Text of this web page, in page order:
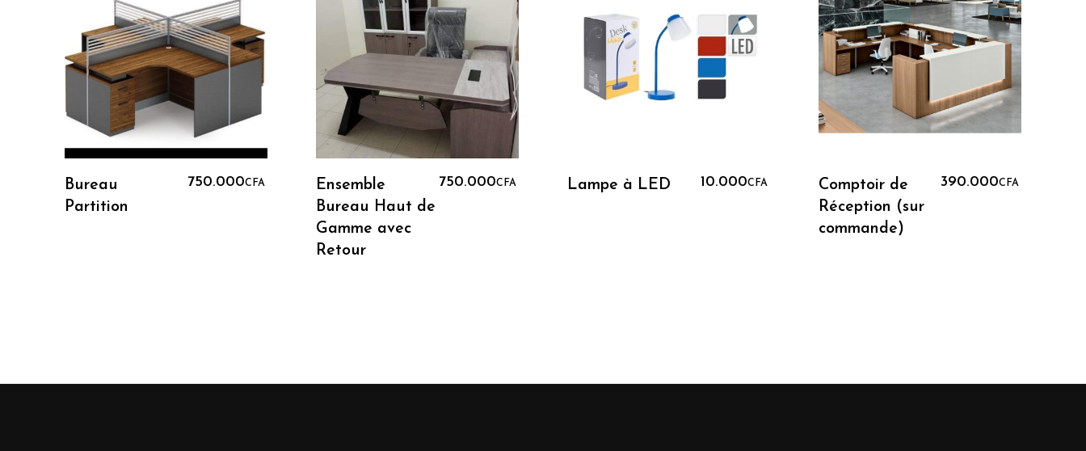
Ajouter Au Panier
Bureau
Partition
750.000CFA
Lire La Suite
Ensemble
Bureau Haut de
Gamme avec
Retour
750.000CFA
Lire La Suite
Lampe à LED 10.000CFA
Ajouter Au Panier
Comptoir de
Réception (sur
commande)
390.000CFA